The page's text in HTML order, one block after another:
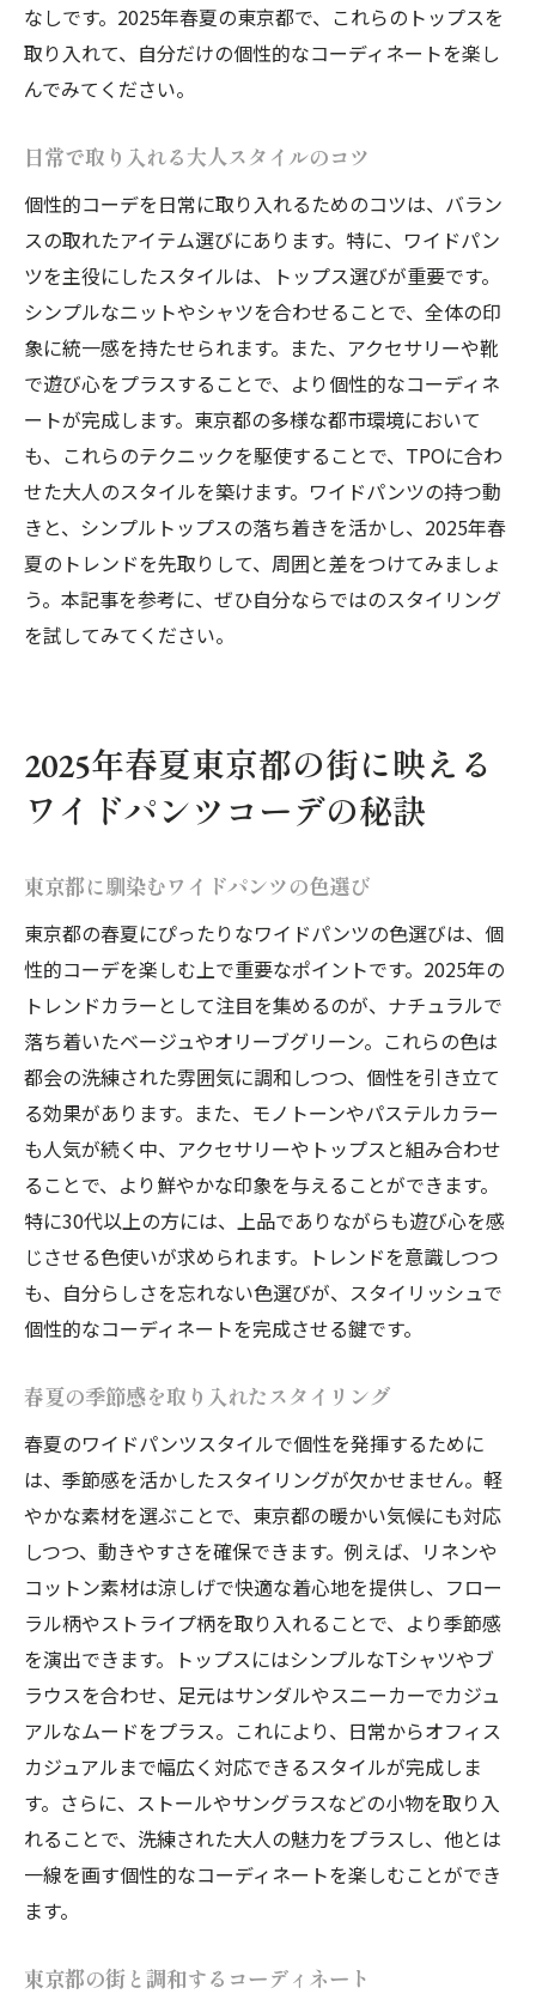
なしです。2025年春夏の東京都で、これらのトップスを
取り入れて、自分だけの個性的なコーディネートを楽し
んでみてください。
日常で取り入れる大人スタイルのコツ
個性的コーデを日常に取り入れるためのコツは、バラン
スの取れたアイテム選びにあります。特に、ワイドパン
ツを主役にしたスタイルは、トップス選びが重要です。
シンプルなニットやシャツを合わせることで、全体の印
象に統一感を持たせられます。また、アクセサリーや靴
で遊び心をプラスすることで、より個性的なコーディネ
ートが完成します。東京都の多様な都市環境において
も、これらのテクニックを駆使することで、TPOに合わ
せた大人のスタイルを築けます。ワイドパンツの持つ動
きと、シンプルトップスの落ち着きを活かし、2025年春
夏のトレンドを先取りして、周囲と差をつけてみましょ
う。本記事を参考に、ぜひ自分ならではのスタイリング
を試してみてください。
2025年春夏東京都の街に映える
ワイドパンツコーデの秘訣
東京都に馴染むワイドパンツの色選び
東京都の春夏にぴったりなワイドパンツの色選びは、個
性的コーデを楽しむ上で重要なポイントです。2025年の
トレンドカラーとして注目を集めるのが、ナチュラルで
落ち着いたベージュやオリーブグリーン。これらの色は
都会の洗練された雰囲気に調和しつつ、個性を引き立て
る効果があります。また、モノトーンやパステルカラー
も人気が続く中、アクセサリーやトップスと組み合わせ
ることで、より鮮やかな印象を与えることができます。
特に30代以上の方には、上品でありながらも遊び心を感
じさせる色使いが求められます。トレンドを意識しつつ
も、自分らしさを忘れない色選びが、スタイリッシュで
個性的なコーディネートを完成させる鍵です。
春夏の季節感を取り入れたスタイリング
春夏のワイドパンツスタイルで個性を発揮するために
は、季節感を活かしたスタイリングが欠かせません。軽
やかな素材を選ぶことで、東京都の暖かい気候にも対応
しつつ、動きやすさを確保できます。例えば、リネンや
コットン素材は涼しげで快適な着心地を提供し、フロー
ラル柄やストライプ柄を取り入れることで、より季節感
を演出できます。トップスにはシンプルなTシャツやブ
ラウスを合わせ、足元はサンダルやスニーカーでカジュ
アルなムードをプラス。これにより、日常からオフィス
カジュアルまで幅広く対応できるスタイルが完成しま
す。さらに、ストールやサングラスなどの小物を取り入
れることで、洗練された大人の魅力をプラスし、他とは
一線を画す個性的なコーディネートを楽しむことができ
ます。
東京都の街と調和するコーディネート